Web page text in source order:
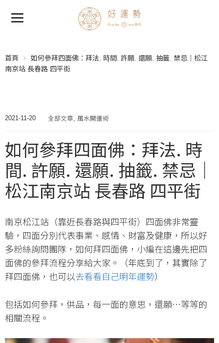
首頁
如何參拜四面佛：拜法. 時間. 許願. 還願. 抽籤. 禁忌｜松江
南京站 長春路 四平街
2021-11-20 全部文章, 風水開運術
如何參拜四面佛：拜法. 時
間. 許願. 還願. 抽籤. 禁忌｜
松江南京站 長春路 四平街
南京松江站（靠近長春路與四平街）四面佛非常靈
驗，四面分別代表事業、感情、財富及健康，所以好
多粉絲詢問團隊，如何拜四面佛，小編在這邊先把四
面佛的參拜流程分享給大家。（年底到了，其實除了
拜四面佛，也可以去看看自己明年運勢）
包括如何參拜，供品，每一面的意思，還願…等等的
相關流程。